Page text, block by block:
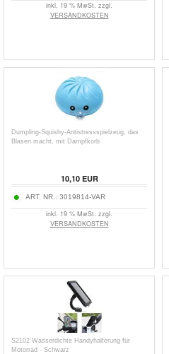
inkl. 19 % MwSt. zzgl.
VERSANDKOSTEN
Dumpling-Squishy-Antistressspielzeug, das
Blasen macht, mit Dampfkorb
10,10EUR
ART. NR.: 3019814-VAR
inkl. 19 % MwSt. zzgl.
VERSANDKOSTEN
S2102 Wasserdichte Handyhalterung für
Motorrad - Schwarz